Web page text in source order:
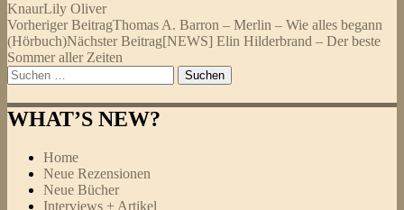
KnaurLily Oliver
Beitragsnavigation
Vorheriger BeitragThomas A. Barron – Merlin – Wie alles begann
(Hörbuch)Nächster Beitrag[NEWS] Elin Hilderbrand – Der beste
Sommer aller Zeiten
Suchen
nach:
WHAT’S NEW?
Home
Neue Rezensionen
Neue Bücher
Interviews + Artikel